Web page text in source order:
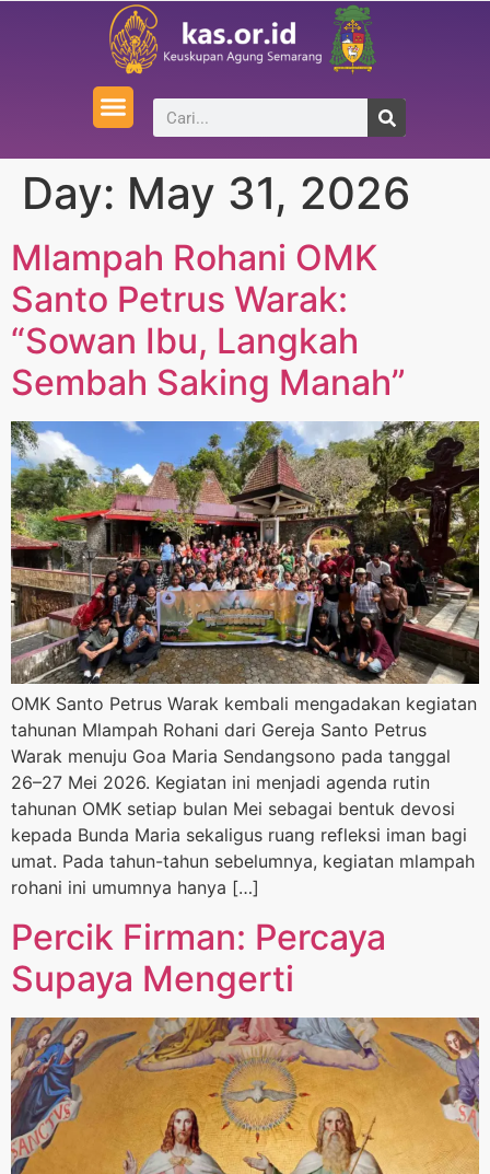
Day: May 31, 2026
Mlampah Rohani OMK
Santo Petrus Warak:
“Sowan Ibu, Langkah
Sembah Saking Manah”
OMK Santo Petrus Warak kembali mengadakan kegiatan
tahunan Mlampah Rohani dari Gereja Santo Petrus
Warak menuju Goa Maria Sendangsono pada tanggal
26–27 Mei 2026. Kegiatan ini menjadi agenda rutin
tahunan OMK setiap bulan Mei sebagai bentuk devosi
kepada Bunda Maria sekaligus ruang refleksi iman bagi
umat. Pada tahun-tahun sebelumnya, kegiatan mlampah
rohani ini umumnya hanya […]
Percik Firman: Percaya
Supaya Mengerti